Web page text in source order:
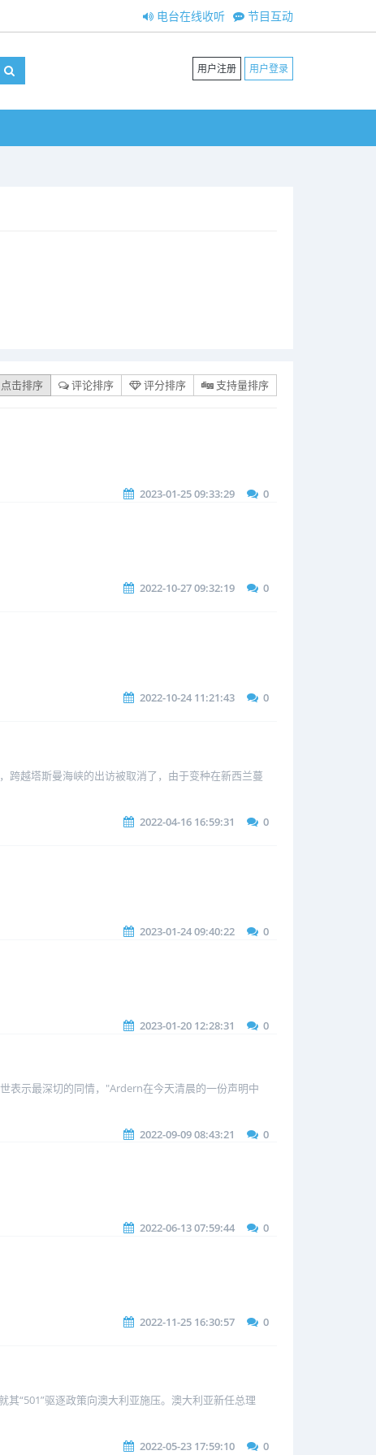
节目互动
电台在线收听
用户注册 用户登录
点击排序 评论排序 评分排序 支持量排序
2023-01-25 09:33:29 0
2022-10-27 09:32:19 0
2022-10-24 11:21:43 0
跨越塔斯曼海峡的出访被取消了，由于变种在新西兰蔓
2022-04-16 16:59:31 0
2023-01-24 09:40:22 0
2023-01-20 12:28:31 0
表示最深切的同情，"Ardern在今天清晨的一份声明中
2022-09-09 08:43:21 0
2022-06-13 07:59:44 0
2022-11-25 16:30:57 0
“501”驱逐政策向澳大利亚施压。澳大利亚新任总理
2022-05-23 17:59:10 0